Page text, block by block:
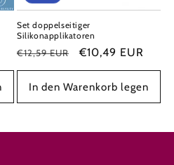
Set doppelseitiger
Silikonapplikatoren
Normaler
Preis
€12,59 EUR Verkaufspreis
€10,49 EUR
In den Warenkorb legen